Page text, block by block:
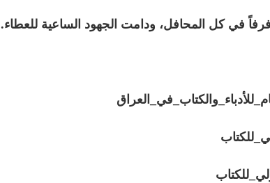
في كل المحافل، ودامت الجهود الساعية للعطاء.